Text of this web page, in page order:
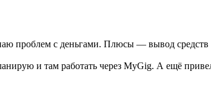
проблем с деньгами. Плюсы — вывод средств
и там работать через MyGig. А ещё